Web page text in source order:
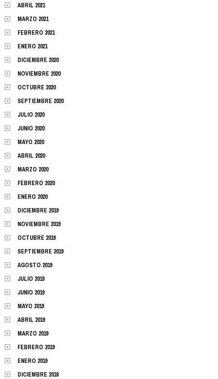
ABRIL 2021
MARZO 2021
FEBRERO 2021
ENERO 2021
DICIEMBRE 2020
NOVIEMBRE 2020
OCTUBRE 2020
SEPTIEMBRE 2020
JULIO 2020
JUNIO 2020
MAYO 2020
ABRIL 2020
MARZO 2020
FEBRERO 2020
ENERO 2020
DICIEMBRE 2019
NOVIEMBRE 2019
OCTUBRE 2019
SEPTIEMBRE 2019
AGOSTO 2019
JULIO 2019
JUNIO 2019
MAYO 2019
ABRIL 2019
MARZO 2019
FEBRERO 2019
ENERO 2019
DICIEMBRE 2018